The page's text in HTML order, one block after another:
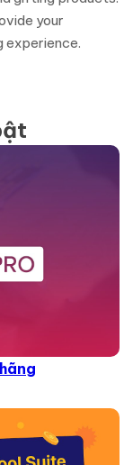
your
experience.